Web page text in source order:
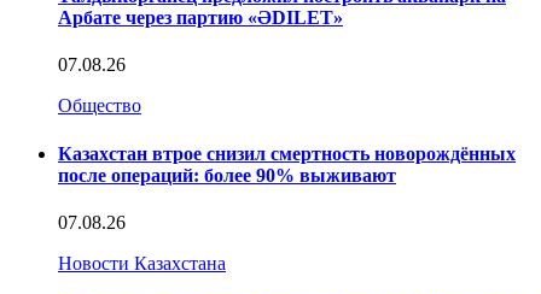
Арбате через партию «ӘDILET»
07.08.26
Общество
Казахстан втрое снизил смертность новорождённых
после операций: более 90% выживают
07.08.26
Новости Казахстана